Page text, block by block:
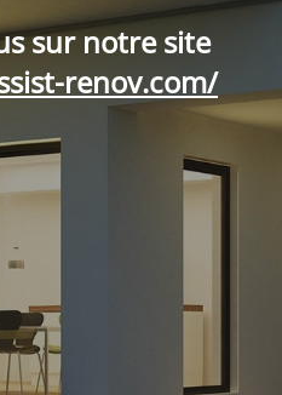
sur notre site
renov.com/